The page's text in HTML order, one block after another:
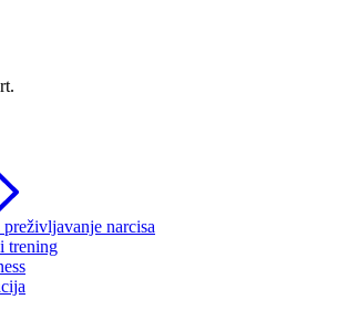
narcisa
trening